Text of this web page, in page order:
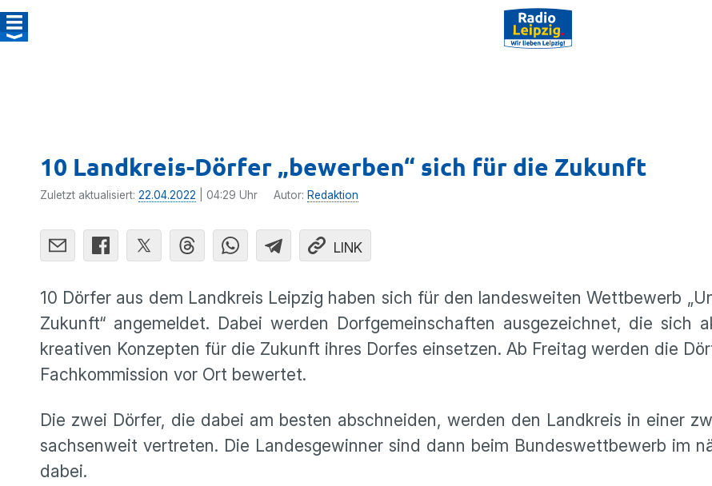
10 Landkreis-Dörfer „bewerben“ sich für die Zukunft
Zuletzt aktualisiert: 22.04.2022 | 04:29 Uhr Autor: Redaktion
LINK
10 Dörfer aus dem Landkreis Leipzig haben sich für den landesweiten Wettbewerb
Zukunft“ angemeldet. Dabei werden Dorfgemeinschaften ausgezeichnet, die sich
kreativen Konzepten für die Zukunft ihres Dorfes einsetzen. Ab Freitag werden die
Fachkommission vor Ort bewertet.
Die zwei Dörfer, die dabei am besten abschneiden, werden den Landkreis in einer
sachsenweit vertreten. Die Landesgewinner sind dann beim Bundeswettbewerb im
dabei.